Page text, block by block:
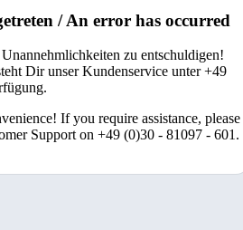
/ An error has occurred
zu entschuldigen!
Dir unser Kundenservice unter +49
If you require assistance, please
Support on +49 (0)30 - 81097 - 601.